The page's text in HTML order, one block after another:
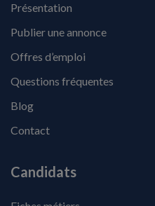
Présentation
Publier une annonce
Offres d’emploi
Questions fréquentes
Blog
Contact
Candidats